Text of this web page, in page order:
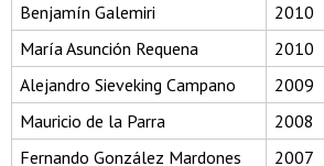
Benjamín Galemiri
2010
María Asunción Requena
2010
Alejandro Sieveking Campano
2009
Mauricio de la Parra
2008
Fernando González Mardones
2007